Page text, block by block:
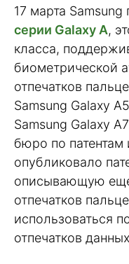
17 марта Samsung
серии Galaxy A,
класса,
биометрической
отпечатков
Samsung Galaxy
Samsung Galaxy
бюро по патентам
опубликовало
описывающую
отпечатков
использоваться
отпечатков